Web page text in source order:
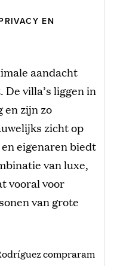
EN
aandacht
villa’s liggen in
en zijn zo
zicht op
eigenaren biedt
van luxe,
vooral voor
van grote
compraram